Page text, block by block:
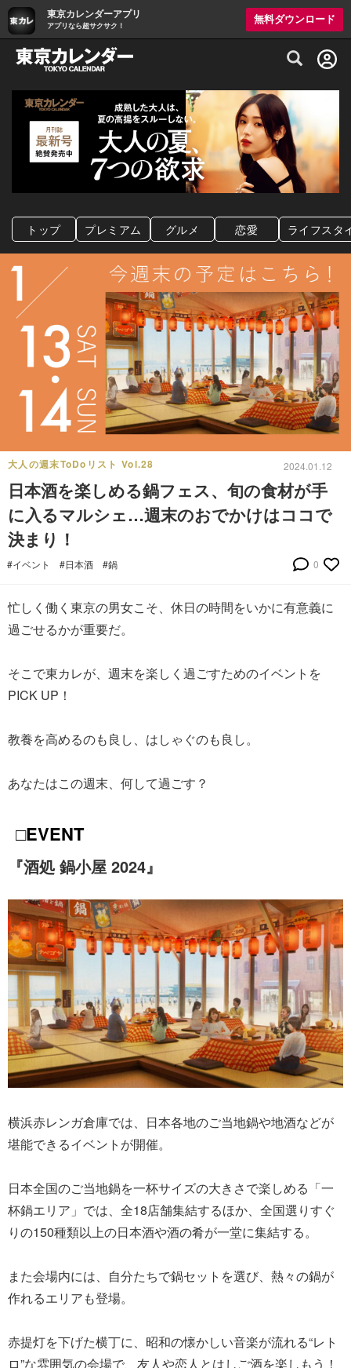
東京カレンダーアプリ
アプリなら超サクサク！
無料ダウンロード
グルメ情報・プレミアムレストラン予約
トップ プレミアム グルメ 恋愛 ライフスタ
大人の週末ToDoリスト Vol.28 2024.01.12
日本酒を楽しめる鍋フェス、旬の食材が手
に入るマルシェ…週末のおでかけはココで
決まり！
#イベント #日本酒 #鍋 0
忙しく働く東京の男女こそ、休日の時間をいかに有意義に
過ごせるかが重要だ。
そこで東カレが、週末を楽しく過ごすためのイベントを
PICK UP！
教養を高めるのも良し、はしゃぐのも良し。
あなたはこの週末、何して過ごす？
□EVENT
『酒処 鍋小屋 2024』
横浜赤レンガ倉庫では、日本各地のご当地鍋や地酒などが
堪能できるイベントが開催。
日本全国のご当地鍋を一杯サイズの大きさで楽しめる「一
杯鍋エリア」では、全18店舗集結するほか、全国選りすぐ
りの150種類以上の日本酒や酒の肴が一堂に集結する。
また会場内には、自分たちで鍋セットを選び、熱々の鍋が
作れるエリアも登場。
赤提灯を下げた横丁に、昭和の懐かしい音楽が流れる“レト
ロ”な雰囲気の会場で、友人や恋人とはしご酒を楽しもう！